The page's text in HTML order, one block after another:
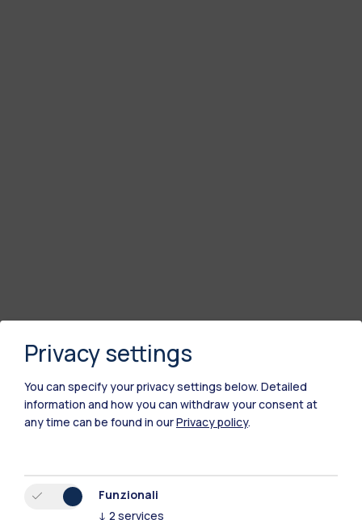
Polimi Community
Tutti i siti dell’ecosistema
Privacy settings
You can specify your privacy settings below. Detailed
information and how you can withdraw your consent at
any time can be found in ourPrivacy policy.
Funzionali
↓ 2 services